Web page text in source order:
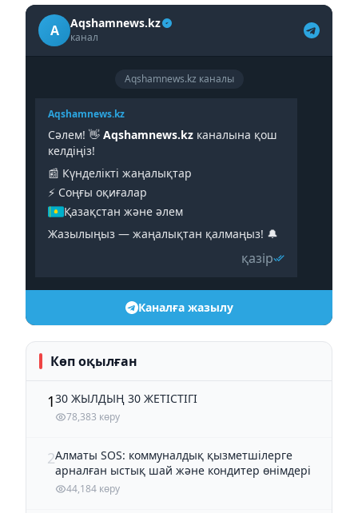
A Aqshamnews.kz
канал
Aqshamnews.kz каналы
Aqshamnews.kz
Сәлем! 👋 Aqshamnews.kz каналына қош
келдіңіз!
📰 Күнделікті жаңалықтар
⚡️ Соңғы оқиғалар
Қазақстан және әлем
Жазылыңыз — жаңалықтан қалмаңыз! 🔔
қазір
Каналға жазылу
Көп оқылған
130 ЖЫЛДЫҢ 30 ЖЕТІСТІГІ
78,383 көру
2Алматы SOS: коммуналдық қызметшілерге
арналған ыстық шай және кондитер өнімдері
44,184 көру